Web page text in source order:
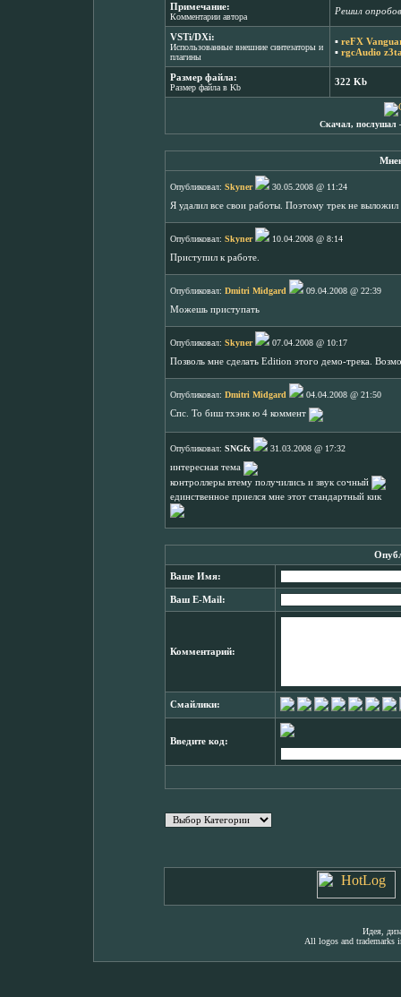
Примечание:
Комментарии автора
Решил
VSTi/DXi:
Использованные внешние синтезаторы и
плагины
▪ reFX
▪ rgcAudio
Размер файла:
Размер файла в Kb
322 Kb
Скачал, послушал
Опубликовал: Skyner
30.05.2008 @ 11:24
Я удалил все свои работы. Поэтому трек не
Опубликовал: Skyner
10.04.2008 @ 8:14
Приступил к работе.
Опубликовал: Dmitri Midgard
09.04.2008 @ 22:39
Можешь приступать
Опубликовал: Skyner
07.04.2008 @ 10:17
Позволь мне сделать Edition этого демо-трека.
Опубликовал: Dmitri Midgard
04.04.2008 @ 21:50
Спс. То биш тхэнк ю 4 коммент
Опубликовал: SNGfx
31.03.2008 @ 17:32
интересная тема
контроллеры втему получились и звук сочный
единственное приелся мне этот стандартный кик
Ваше Имя:
Ваш E-Mail:
Комментарий:
Смайлики:
Введите код:
Идея,
All logos and trademarks